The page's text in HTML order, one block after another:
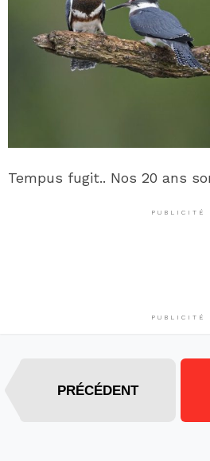
Tempus fugit.. Nos 20 ans
PUBLICITÉ
PUBLICITÉ
PRÉCÉDENT